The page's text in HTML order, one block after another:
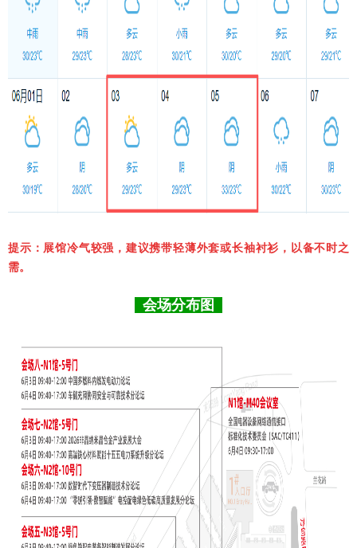
提示：展馆冷气较强，建议携带轻薄外套或长袖衬衫，以备不时之
需。
会场分布图